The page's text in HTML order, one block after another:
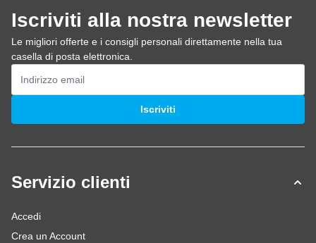
Iscriviti alla nostra newsletter
Le migliori offerte e i consigli personali direttamente nella tua
casella di posta elettronica.
Indirizzo email
Iscriviti
Servizio clienti
Accedi
Crea un Account